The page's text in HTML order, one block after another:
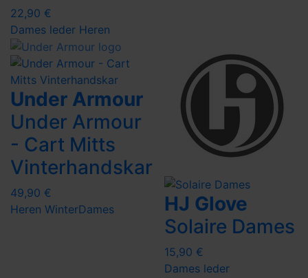
22,90 €
Dames leder Heren
Under Armour
Under Armour
- Cart Mitts
Vinterhandskar
49,90 €
Heren WinterDames
HJ Glove
Solaire Dames
15,90 €
Dames leder